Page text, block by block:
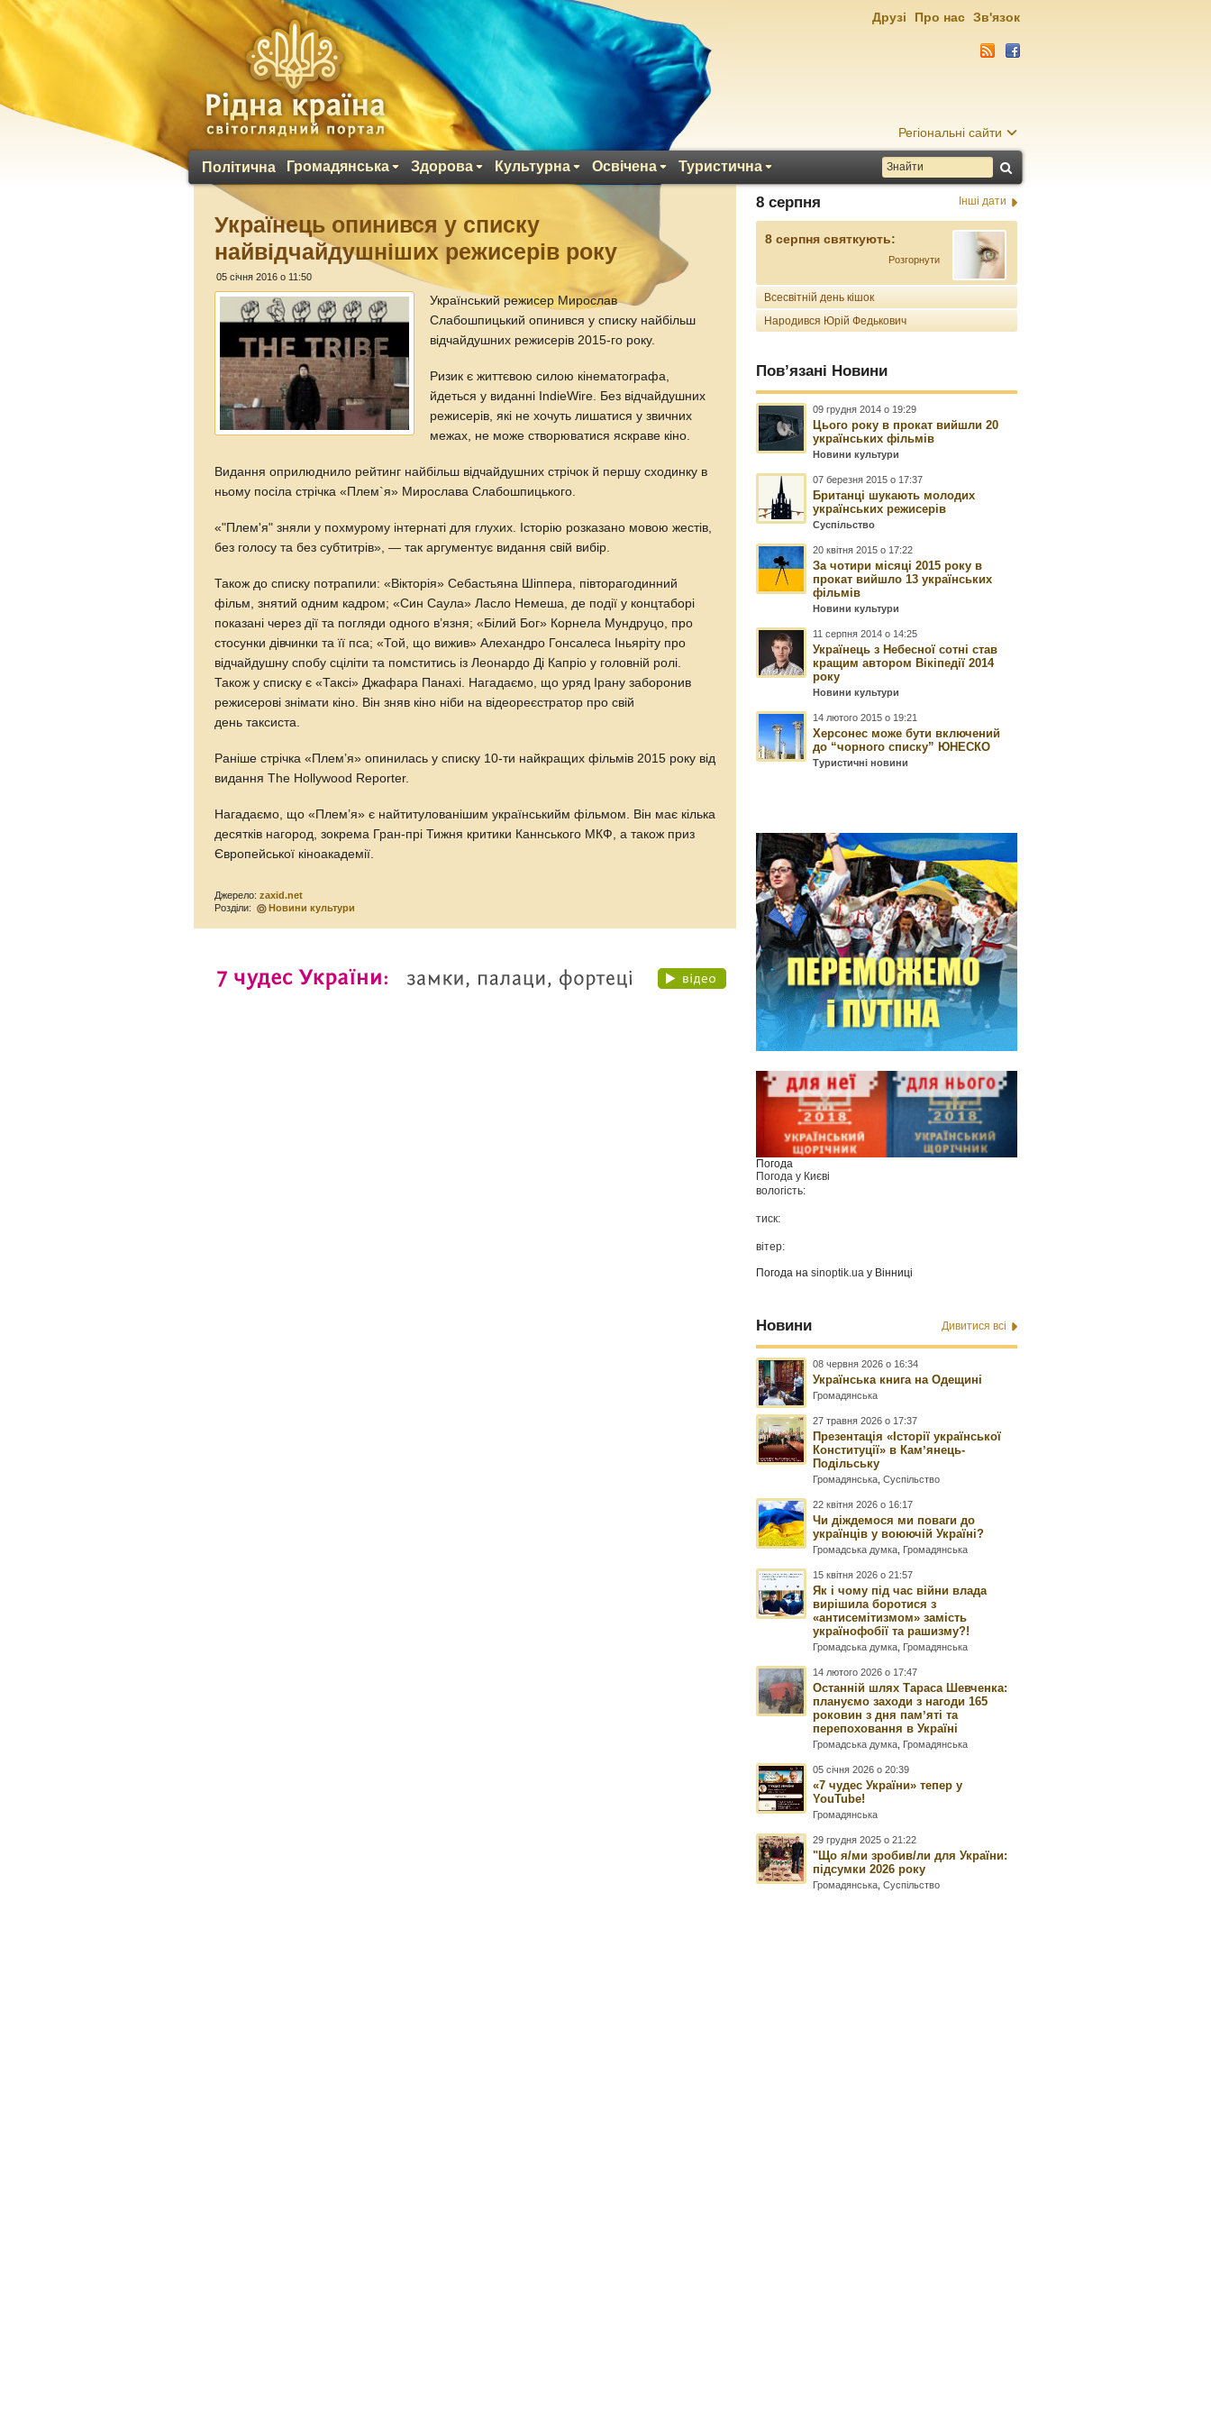
Регіональні сайти
Політична Громадянська Здорова Культурна Освічена Туристична
Друзі Про нас Зв'язок
Українець опинився у списку
найвідчайдушніших режисерів року
05 січня 2016 о 11:50
Український режисер Мирослав
Слабошпицький опинився у списку найбільш
відчайдушних режисерів 2015-го року.
Ризик є життєвою силою кінематографа,
йдеться у виданні IndieWire. Без відчайдушних
режисерів, які не хочуть лишатися у звичних
межах, не може створюватися яскраве кіно.
Видання оприлюднило рейтинг найбільш відчайдушних стрічок й першу сходинку в
ньому посіла стрічка «Плем`я» Мирослава Слабошпицького.
«"Плем'я" зняли у похмурому інтернаті для глухих. Історію розказано мовою жестів,
без голосу та без субтитрів», — так аргументує видання свій вибір.
Також до списку потрапили: «Вікторія» Себастьяна Шіппера, півторагодинний
фільм, знятий одним кадром; «Син Саула» Ласло Немеша, де події у концтаборі
показані через дії та погляди одного в’язня; «Білий Бог» Корнела Мундруцо, про
стосунки дівчинки та її пса; «Той, що вижив» Алехандро Гонсалеса Іньяріту про
відчайдушну спобу сціліти та помститись із Леонардо Ді Капріо у головній ролі.
Також у списку є «Таксі» Джафара Панахі. Нагадаємо, що уряд Ірану заборонив
режисерові знімати кіно. Він зняв кіно ніби на відеореєстратор про свій
день таксиста.
Раніше стрічка «Плем’я» опинилась у списку 10-ти найкращих фільмів 2015 року від
видання The Hollywood Reporter.
Нагадаємо, що «Плем’я» є найтитулованішим українськийм фільмом. Він має кілька
десятків нагород, зокрема Гран-прі Тижня критики Каннського МКФ, а також приз
Європейської кіноакадемії.
Джерело:zaxid.net
Розділи:
Новини культури
8 серпня Інші дати
8 серпня святкують:
Розгорнути
Всесвітній день кішок
Народився Юрій Федькович
Пов’язані Новини
09 грудня 2014 о 19:29
Цього року в прокат вийшли 20
українських фільмів
Новини культури
07 березня 2015 о 17:37
Британці шукають молодих
українських режисерів
Суспільство
20 квітня 2015 о 17:22
За чотири місяці 2015 року в
прокат вийшло 13 українських
фільмів
Новини культури
11 серпня 2014 о 14:25
Українець з Небесної сотні став
кращим автором Вікіпедії 2014
року
Новини культури
14 лютого 2015 о 19:21
Херсонес може бути включений
до “чорного списку” ЮНЕСКО
Туристичні новини
Погода
Погода у Києві
вологість:
тиск:
вітер:
Погода наsinoptik.ua у Вінниці
Новини Дивитися всі
08 червня 2026 о 16:34
Українська книга на Одещині
Громадянська
27 травня 2026 о 17:37
Презентація «Історії української
Конституції» в Камʼянець-
Подільську
Громадянська ,Суспільство
22 квітня 2026 о 16:17
Чи діждемося ми поваги до
українців у воюючій Україні?
Громадська думка Громадянська
15 квітня 2026 о 21:57
Як і чому під час війни влада
вирішила боротися з
«антисемітизмом» замість
українофобії та рашизму?!
Громадська думка Громадянська
14 лютого 2026 о 17:47
Останній шлях Тараса Шевченка:
плануємо заходи з нагоди 165
роковин з дня памʼяті та
перепоховання в Україні
Громадська думка Громадянська
05 січня 2026 о 20:39
«7 чудес України» тепер у
YouTube!
Громадянська
29 грудня 2025 о 21:22
"Що я/ми зробив/ли для України:
підсумки 2026 року
Громадянська ,Суспільство